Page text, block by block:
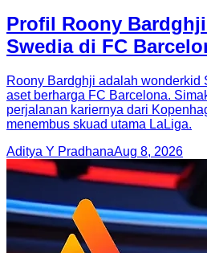
Profil Roony
Swedia di FC
Roony Bardghji adalah wonderkid
aset berharga FC Barcelona.
perjalanan kariernya dari
menembus skuad utama LaLiga.
Aditya Y PradhanaAug 8, 2026